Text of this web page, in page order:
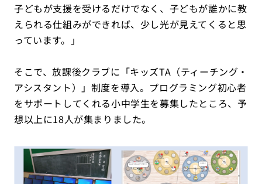
子どもが支援を受けるだけでなく、子どもが誰かに教
えられる仕組みができれば、少し光が見えてくると思
っています。」
そこで、放課後クラブに「キッズTA（ティーチング・
アシスタント）」制度を導入。プログラミング初心者
をサポートしてくれる小中学生を募集したところ、予
想以上に18人が集まりました。